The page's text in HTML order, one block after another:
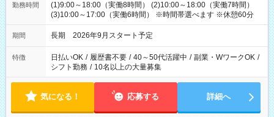
勤務時間
(1)9:00～18:00（実働8時間） (2)10:00～18:00（実働7時間）
(3)10:00～17:00（実働6時間） ※時間帯選べます ※休憩60分
期間 長期 2026年9月スタート予定
特徴 日払いOK / 履歴書不要 / 40～50代活躍中 / 副業・WワークOK /
シフト勤務 / 10名以上の大量募集
気になる！ 応募する 詳細へ